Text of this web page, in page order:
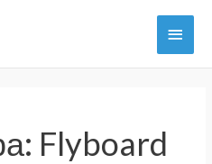
Flyboard